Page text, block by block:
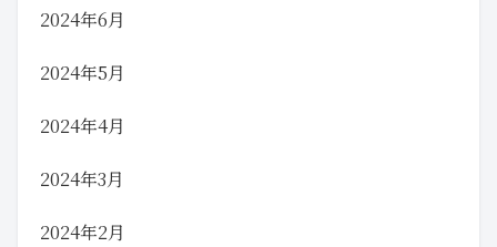
2024年6月
2024年5月
2024年4月
2024年3月
2024年2月